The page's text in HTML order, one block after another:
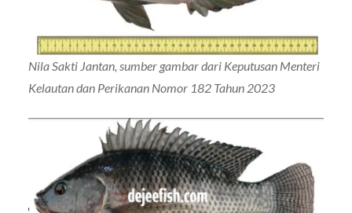
Nila Sakti Jantan, sumber gambar dari Keputusan Menteri
Kelautan dan Perikanan Nomor 182 Tahun 2023